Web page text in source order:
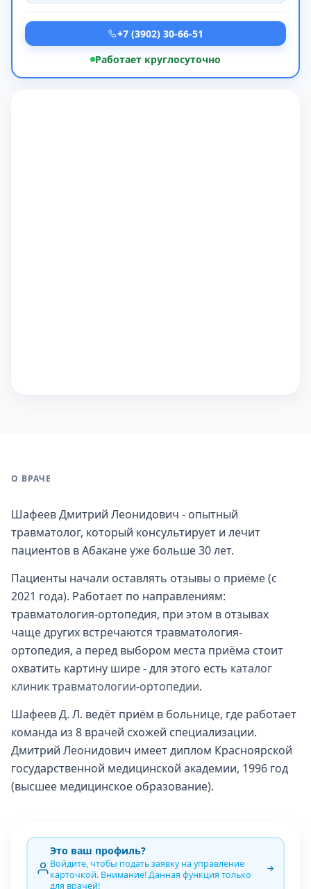
+7 (3902) 30-66-51
Работает круглосуточно
О ВРАЧЕ
Шафеев Дмитрий Леонидович - опытный
травматолог, который консультирует и лечит
пациентов в Абакане уже больше 30 лет.
Пациенты начали оставлять отзывы о приёме (с
2021 года). Работает по направлениям:
травматология-ортопедия, при этом в отзывах
чаще других встречаются травматология-
ортопедия, а перед выбором места приёма стоит
охватить картину шире - для этого есть каталог
клиник травматологии-ортопедии.
Шафеев Д. Л. ведёт приём в больнице, где работает
команда из 8 врачей схожей специализации.
Дмитрий Леонидович имеет диплом Красноярской
государственной медицинской академии, 1996 год
(высшее медицинское образование).
Это ваш профиль?
Войдите, чтобы подать заявку на управление
карточкой. Внимание! Данная функция только
для врачей!